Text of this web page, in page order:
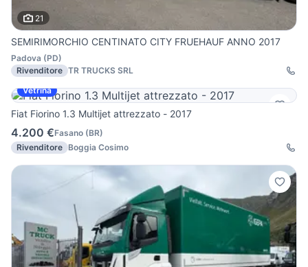
21
SEMIRIMORCHIO CENTINATO CITY FRUEHAUF ANNO 2017
Padova (PD)
Rivenditore TR TRUCKS SRL
Vetrina
Fiat Fiorino 1.3 Multijet attrezzato - 2017
4.200 €Fasano (BR)
Rivenditore Boggia Cosimo